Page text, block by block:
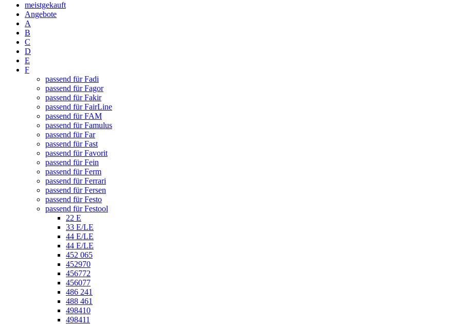
meistgekauft
Angebote
A
B
C
D
E
F
passend für Fadi
passend für Fagor
passend für Fakir
passend für FairLine
passend für FAM
passend für Famulus
passend für Far
passend für Fast
passend für Favorit
passend für Fein
passend für Ferm
passend für Ferrari
passend für Fersen
passend für Festo
passend für Festool
22 E
33 E/LE
44 E/LE
44 E/LE
452 065
452970
456772
456077
486 241
488 461
498410
498411